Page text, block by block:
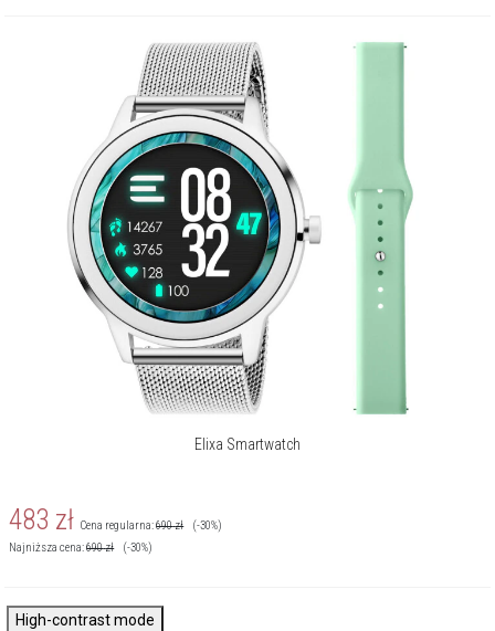
Elixa Smartwatch
483 zł Cena regularna:690zł
(-30%)
Najniższa cena:690zł (-30%)
High-contrast mode